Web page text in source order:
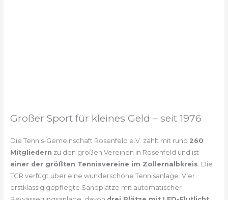
Großer Sport für kleines Geld – seit 1976
Die Tennis-Gemeinschaft Rosenfeld e.V. zählt mit rund 260
Mitgliedern zu den großen Vereinen in Rosenfeld und ist
einer der größten Tennisvereine im Zollernalbkreis. Die
TGR verfügt über eine wunderschöne Tennisanlage. Vier
erstklassig gepflegte Sandplätze mit automatischer